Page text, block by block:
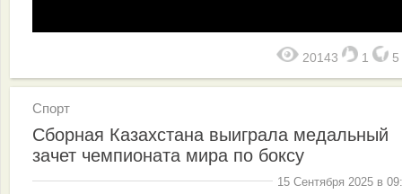
20143 1 5
Спорт
Сборная Казахстана выиграла медальный
зачет чемпионата мира по боксу
15 Сентября 2025 в